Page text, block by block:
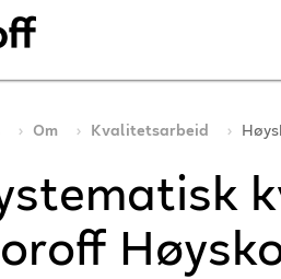
Om Kvalitetsarbeid